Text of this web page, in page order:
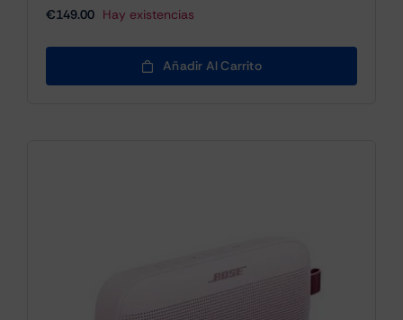
€149.00 Hay existencias
Añadir Al Carrito